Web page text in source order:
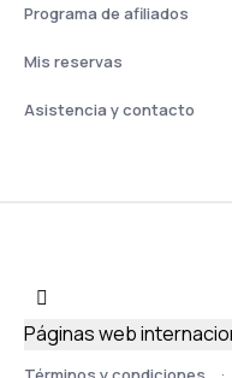
Programa de afiliados
Mis reservas
Asistencia y contacto
Páginas web